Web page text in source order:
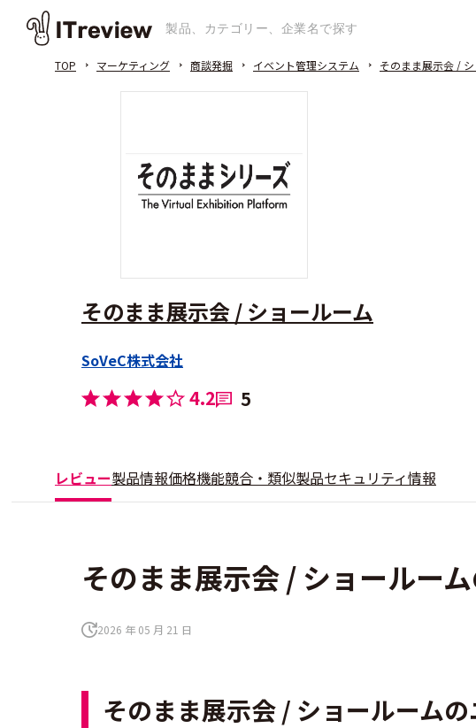
TOP マーケティング 商談発掘 イベント管理システム そのまま展示会 /
そのまま展示会 / ショールーム
SoVeC株式会社
4.2 5
レビュー製品情報価格機能競合・類似製品セキュリティ情報
そのまま展示会 / ショールー
2026 年 05 月 21 日
そのまま展示会 / ショールーム